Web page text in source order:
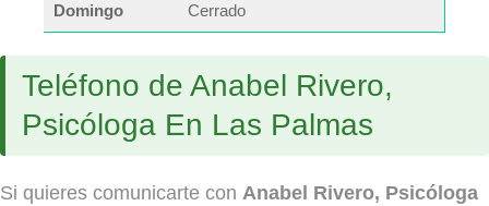
Domingo Cerrado
Teléfono de Anabel Rivero,
Psicóloga En Las Palmas
Si quieres comunicarte con Anabel Rivero, Psicóloga